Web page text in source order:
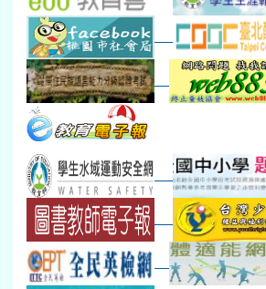
新生訓練(整天)新生訓練(~12:00)
30 31 2
本週_健康檢查週各班器材負責人訓練
發放班級書箱及晨讀...
技藝教育學程
12:30
本週_友善校園週收學生證、換補教科...
本週_圖書館開放借...
開學日
第一週